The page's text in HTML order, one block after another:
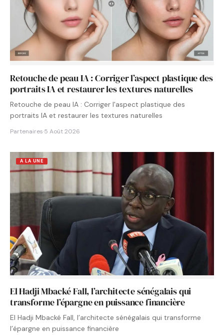
Retouche de peau IA : Corriger l’aspect plastique des
portraits IA et restaurer les textures naturelles
Retouche de peau IA : Corriger l'aspect plastique des
portraits IA et restaurer les textures naturelles
Partenaires·5 Août 2026
A LA UNE
El Hadji Mbacké Fall, l’architecte sénégalais qui
transforme l’épargne en puissance financière
El Hadji Mbacké Fall, l’architecte sénégalais qui transforme
l’épargne en puissance financière